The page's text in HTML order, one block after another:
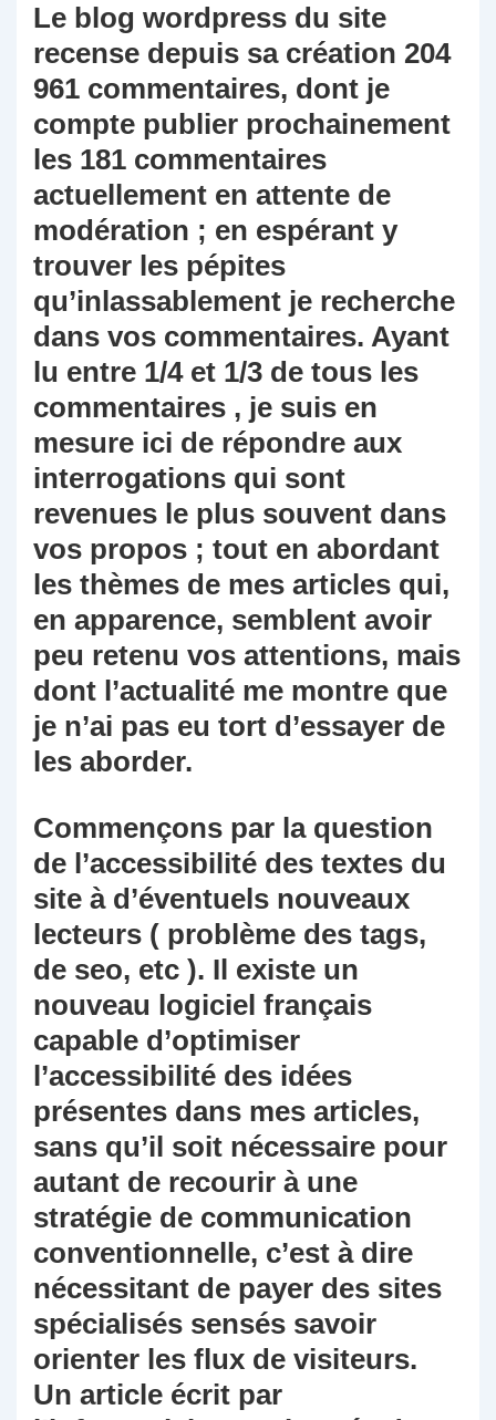
Le blog wordpress du site
recense depuis sa création 204
961 commentaires, dont je
compte publier prochainement
les 181 commentaires
actuellement en attente de
modération ; en espérant y
trouver les pépites
qu’inlassablement je recherche
dans vos commentaires. Ayant
lu entre 1/4 et 1/3 de tous les
commentaires , je suis en
mesure ici de répondre aux
interrogations qui sont
revenues le plus souvent dans
vos propos ; tout en abordant
les thèmes de mes articles qui,
en apparence, semblent avoir
peu retenu vos attentions, mais
dont l’actualité me montre que
je n’ai pas eu tort d’essayer de
les aborder.
Commençons par la question
de l’accessibilité des textes du
site à d’éventuels nouveaux
lecteurs ( problème des tags,
de seo, etc ). Il existe un
nouveau logiciel français
capable d’optimiser
l’accessibilité des idées
présentes dans mes articles,
sans qu’il soit nécessaire pour
autant de recourir à une
stratégie de communication
conventionnelle, c’est à dire
nécessitant de payer des sites
spécialisés sensés savoir
orienter les flux de visiteurs.
Un article écrit par